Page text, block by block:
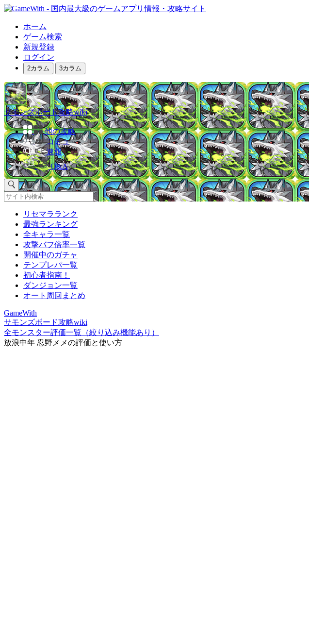
ホーム
ゲーム検索
新規登録
ログイン
2カラム 3カラム
サモンズボード攻略wiki
他の攻略
コミュ
速報
Q&A
リセマラランク
最強ランキング
全キャラ一覧
攻撃バフ倍率一覧
開催中のガチャ
テンプレパ一覧
初心者指南！
ダンジョン一覧
オート周回まとめ
GameWith
サモンズボード攻略wiki
全モンスター評価一覧（絞り込み機能あり）
放浪中年 忍野メメの評価と使い方